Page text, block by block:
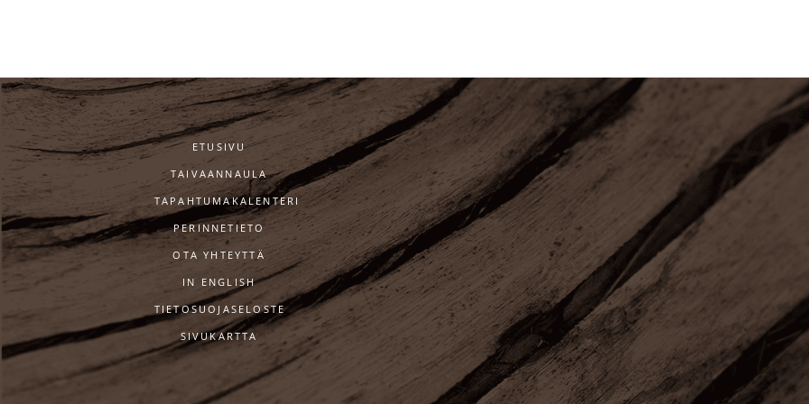
ETUSIVU
TAIVAANNAULA
TAPAHTUMAKALENTERI
PERINNETIETO
OTA YHTEYTTÄ
IN ENGLISH
TIETOSUOJASELOSTE
SIVUKARTTA